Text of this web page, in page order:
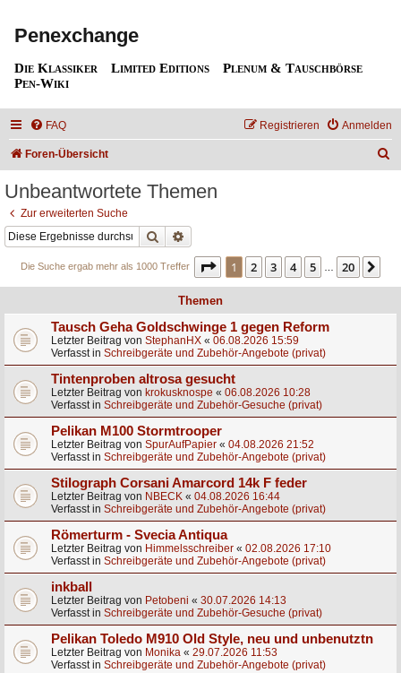
Penexchange
Die Klassiker Limited Editions
Plenum & Tauschbörse
Pen-Wiki
FAQ Anmelden
Registrieren
Foren-Übersicht
Unbeantwortete Themen
Zur erweiterten Suche
Suche
Die Suche ergab mehr als 1000 Treffer Seite 1von 20
1 2 3 4 5 … 20
Themen
Tausch Geha Goldschwinge 1 gegen Reform
Letzter Beitrag von StephanHX « 06.08.2026 15:59
Verfasst in Schreibgeräte und Zubehör-Angebote (privat)
Tintenproben altrosa gesucht
Letzter Beitrag von krokusknospe « 06.08.2026 10:28
Verfasst in Schreibgeräte und Zubehör-Gesuche (privat)
Pelikan M100 Stormtrooper
Letzter Beitrag von SpurAufPapier « 04.08.2026 21:52
Verfasst in Schreibgeräte und Zubehör-Angebote (privat)
Stilograph Corsani Amarcord 14k F feder
Letzter Beitrag von NBECK « 04.08.2026 16:44
Verfasst in Schreibgeräte und Zubehör-Angebote (privat)
Römerturm - Svecia Antiqua
Letzter Beitrag von Himmelsschreiber « 02.08.2026 17:10
Verfasst in Schreibgeräte und Zubehör-Angebote (privat)
inkball
Letzter Beitrag von Petobeni « 30.07.2026 14:13
Verfasst in Schreibgeräte und Zubehör-Gesuche (privat)
Pelikan Toledo M910 Old Style, neu und unbenutztn
Letzter Beitrag von Monika « 29.07.2026 11:53
Verfasst in Schreibgeräte und Zubehör-Angebote (privat)